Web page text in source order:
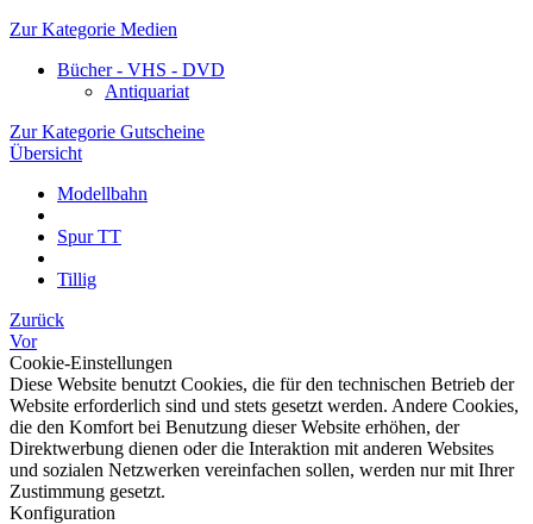
Zur Kategorie Medien
Bücher - VHS - DVD
Antiquariat
Zur Kategorie Gutscheine
Übersicht
Modellbahn
Spur TT
Tillig
Zurück
Vor
Cookie-Einstellungen
Diese Website benutzt Cookies, die für den technischen Betrieb der
Website erforderlich sind und stets gesetzt werden. Andere Cookies,
die den Komfort bei Benutzung dieser Website erhöhen, der
Direktwerbung dienen oder die Interaktion mit anderen Websites
und sozialen Netzwerken vereinfachen sollen, werden nur mit Ihrer
Zustimmung gesetzt.
Konfiguration